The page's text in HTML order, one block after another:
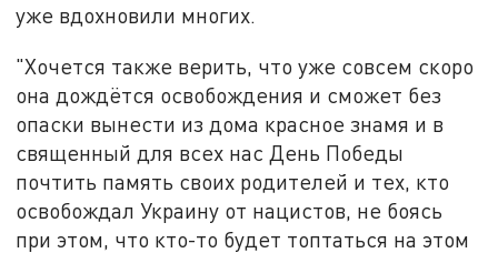
уже вдохновили многих.
"Хочется также верить, что уже совсем скоро
она дождётся освобождения и сможет без
опаски вынести из дома красное знамя и в
священный для всех нас День Победы
почтить память своих родителей и тех, кто
освобождал Украину от нацистов, не боясь
при этом, что кто-то будет топтаться на этом